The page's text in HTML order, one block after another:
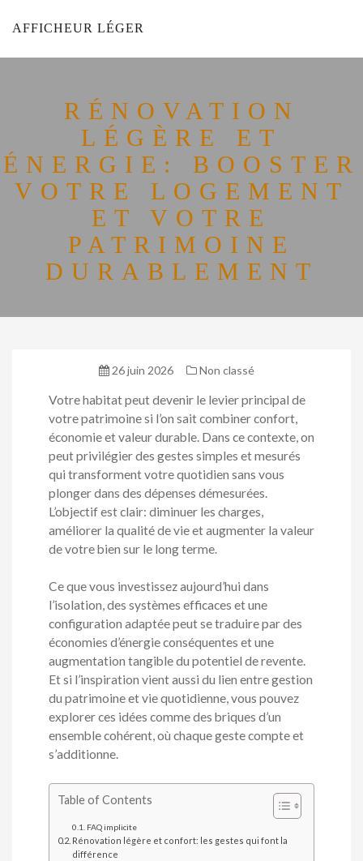
AFFICHEUR LÉGER
RÉNOVATION
LÉGÈRE ET
ÉNERGIE: BOOSTER
VOTRE LOGEMENT
ET VOTRE
PATRIMOINE
DURABLEMENT
26 juin 2026 Non classé
Votre habitat peut devenir le levier principal de
votre patrimoine si l’on sait combiner confort,
économie et valeur durable. Dans ce contexte, on
peut privilégier des gestes simples et mesurés
qui transforment votre quotidien sans vous
plonger dans des dépenses démesurées.
L’objectif est clair: diminuer les charges,
améliorer la qualité de vie et augmenter la valeur
de votre bien sur le long terme.
Ce que vous investissez aujourd’hui dans
l’isolation, des systèmes efficaces et une
configuration adaptée peut se traduire par des
économies d’énergie conséquentes et une
augmentation tangible du potentiel de revente.
Et si l’inspiration vient aussi du lien entre gestion
du patrimoine et vie quotidienne, vous pouvez
explorer ces idées comme des briques d’un
ensemble cohérent, où chaque geste compte et
s’additionne.
Table of Contents
FAQ implicite
Rénovation légère et confort: les gestes qui font la
différence